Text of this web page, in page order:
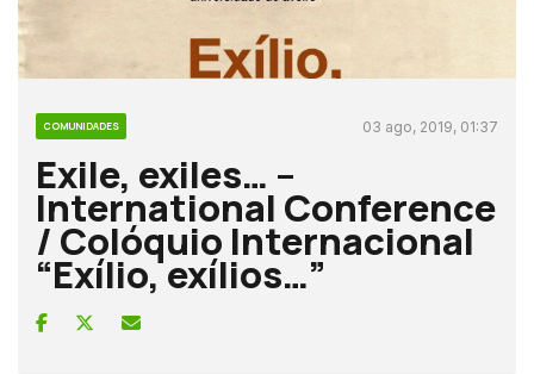
COMUNIDADES 03 ago, 2019, 01:37
Exile, exiles… –
International Conference
/ Colóquio Internacional
“Exílio, exílios…”